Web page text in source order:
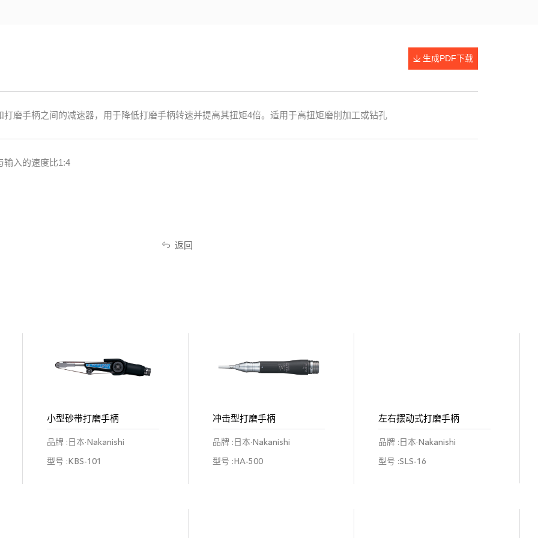
生成PDF下载
打磨手柄之间的减速器，用于降低打磨手柄转速并提高其扭矩4倍。适用于高扭矩磨削加工或钻孔
输入的速度比1:4
返回
小型砂带打磨手柄
品牌 :日本·Nakanishi
型号 :KBS-101
冲击型打磨手柄
品牌 :日本·Nakanishi
型号 :HA-500
左右摆动式打磨手柄
品牌 :日本·Nakanishi
型号 :SLS-16